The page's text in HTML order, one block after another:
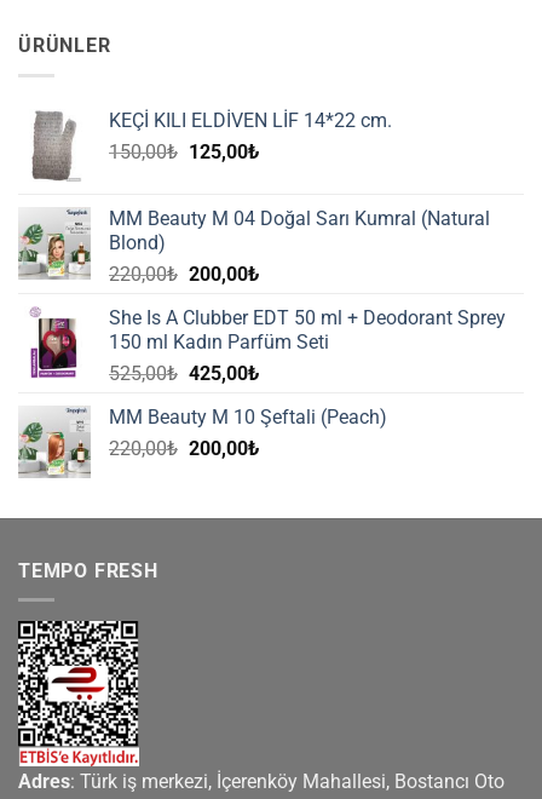
ÜRÜNLER
KEÇİ KILI ELDİVEN LİF 14*22 cm.
150,00₺ Orijinal
125,00₺Şu
125,00₺.
MM Beauty M 04 Doğal Sarı Kumral (Natural
Blond)
220,00₺ Orijinal
220,00₺.
200,00₺Şu
fiyat:
200,00₺.
She Is A Clubber EDT 50 ml + Deodorant Sprey
150 ml Kadın Parfüm Seti
525,00₺ Orijinal
525,00₺.
425,00₺Şu
fiyat:
425,00₺.
MM Beauty M 10 Şeftali (Peach)
220,00₺ Orijinal
200,00₺Şu
200,00₺.
TEMPO FRESH
Adres: Türk iş merkezi, İçerenköy Mahallesi, Bostancı Oto